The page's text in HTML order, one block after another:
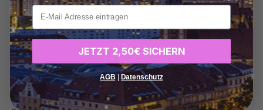
Telefon: 0177 9638911
Web:instagram.com/slkonzept
Öffnungszeiten:
Montag: 08:00 – 21:00 Uhr
xxx
JETZT 2,50€ SICHERN
AGB| Datenschutz